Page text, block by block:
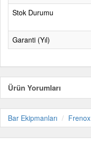
Stok Durumu
Garanti (Yıl)
Ürün Yorumları
Bar Ekipmanları Frenox